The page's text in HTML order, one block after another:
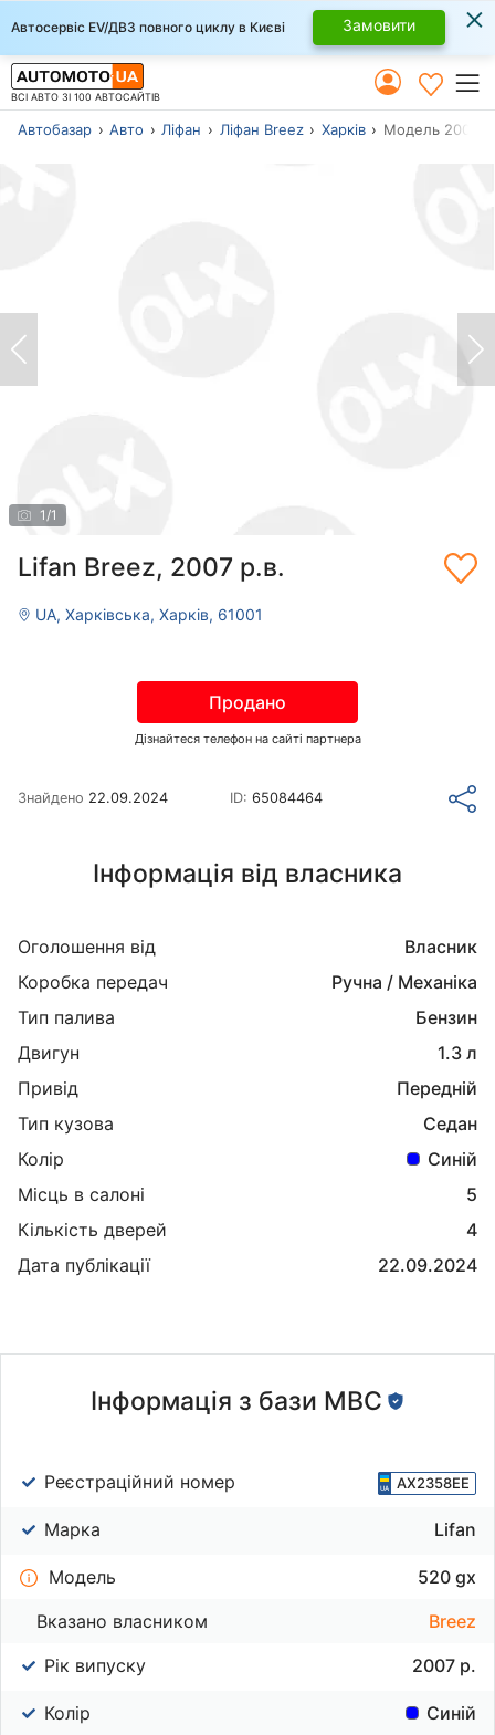
Автосервіс EV/ДВЗ повного циклу в Києві Замовити ×
ВСІ АВТО ЗІ 100 АВТОСАЙТІВ
Автобазар Авто Ліфан Ліфан Breez Харків Модель 2007
1 /1
Lifan Breez, 2007 р.в.
UA, Харківська, Харків, 61001
Продано
Дізнайтеся телефон на сайті партнера
Знайдено 22.09.2024 ID:65084464
Інформація від власника
Оголошення від
Власник
Коробка передач
Ручна / Механіка
Тип палива
Бензин
Двигун
1.3 л
Привід
Передній
Тип кузова
Седан
Колір
Синій
Місць в салоні
5
Кількість дверей
4
Дата публікації
22.09.2024
Інформація з бази МВС
Реєстраційний номер AX2358EE
Марка Lifan
Модель
520 gx
Вказано власником
Breez
Рік випуску
2007 р.
Колір Синій